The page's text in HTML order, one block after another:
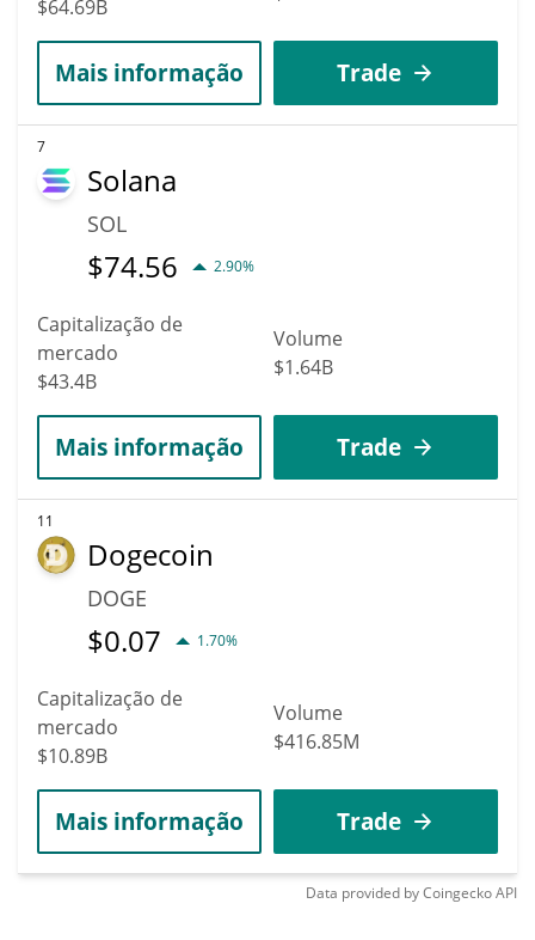
$64.69B
Mais informação Trade
7
Solana
SOL
$74.56 2.90%
Capitalização de
mercado
$43.4B
Volume
$1.64B
Mais informação Trade
11
Dogecoin
DOGE
$0.07 1.70%
Capitalização de
mercado
$10.89B
Volume
$416.85M
Mais informação Trade
Data provided byCoingeckoAPI